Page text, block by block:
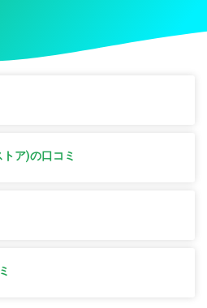
ア)の口コミ